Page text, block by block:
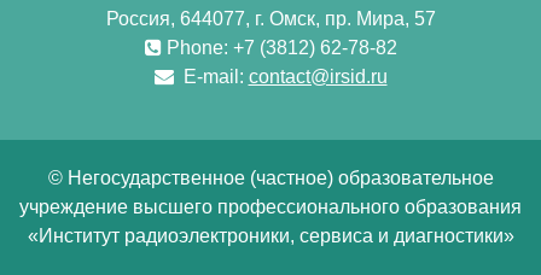
Россия, 644077, г. Омск, пр. Мира, 57
Phone: +7 (3812) 62-78-82
E-mail: contact@irsid.ru
© Негосударственное (частное) образовательное
учреждение высшего профессионального образования
«Институт радиоэлектроники, сервиса и диагностики»